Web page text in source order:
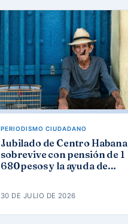
PERIODISMO CIUDADANO
Jubilado de Centro Habana
sobrevive con pensión de 1
680 pesos y la ayuda de
30 DE JULIO DE 2026